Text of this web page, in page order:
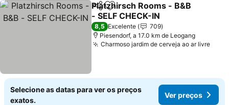
PartilharAdicionar aos favoritos
Platzhirsch Rooms - B&B
- SELF CHECK-IN
Ver preços
8,5 Excelente
709
Piesendorf, a 17.0 km de Leogang
Charmoso jardim de cerveja ao ar livreVer
Selecione as datas para ver os preços
exatos.
Ver preços